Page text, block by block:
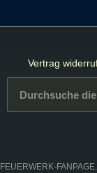
Vertrag
FEUERWERK-